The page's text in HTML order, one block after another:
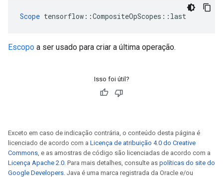
Scope tensorflow::CompositeOpScopes::last
Escopo a ser usado para criar a última operação.
Isso foi útil?
Exceto em caso de indicação contrária, o conteúdo desta página é
licenciado de acordo com a Licença de atribuição 4.0 do Creative
Commons, e as amostras de código são licenciadas de acordo com a
Licença Apache 2.0. Para mais detalhes, consulte as políticas do site do
Google Developers. Java é uma marca registrada da Oracle e/ou